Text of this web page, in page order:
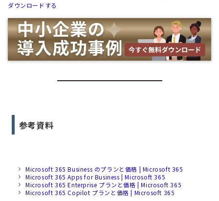
ダウンロードする
参考資料
Microsoft 365 Business のプランと価格 | Microsoft 365
Microsoft 365 Apps for Business | Microsoft 365
Microsoft 365 Enterprise プランと価格 | Microsoft 365
Microsoft 365 Copilot プランと価格 | Microsoft 365